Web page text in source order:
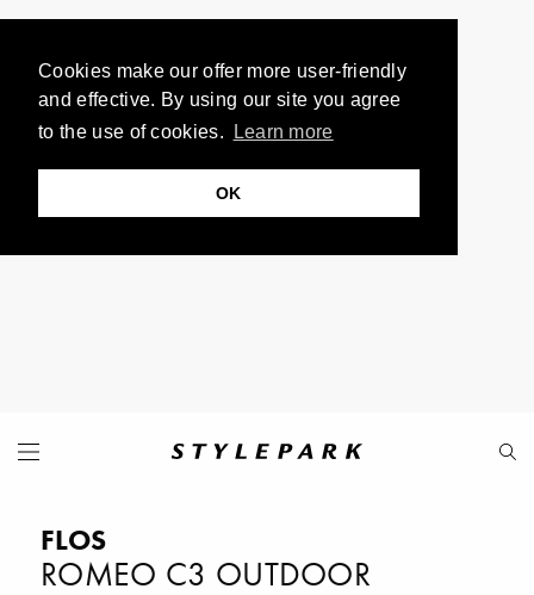
Cookies make our offer more user-friendly
and effective. By using our site you agree
to the use of cookies.
Learn more
OK
FLOS
ROMEO C3 OUTDOOR